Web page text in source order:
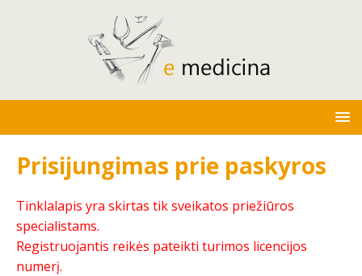
Prisijungimas prie paskyros
Tinklalapis yra skirtas tik sveikatos priežiūros
specialistams.
Registruojantis reikės pateikti turimos licencijos
numerį.